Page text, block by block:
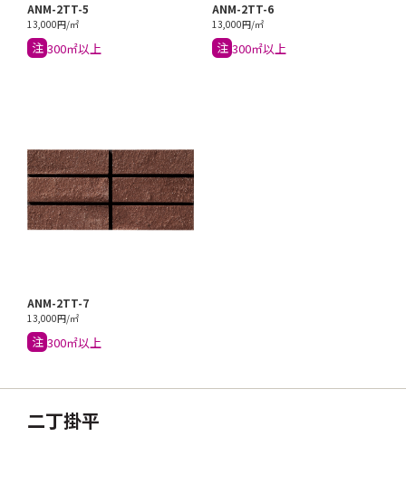
ANM-2TT-5
13,000円/㎡
注 300㎡以上
ANM-2TT-6
13,000円/㎡
注 300㎡以上
ANM-2TT-7
13,000円/㎡
注 300㎡以上
二丁掛平